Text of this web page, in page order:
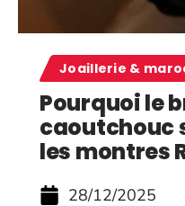
Joaillerie &
Pourquoi le
caoutchouc
les montres
28/12/2025